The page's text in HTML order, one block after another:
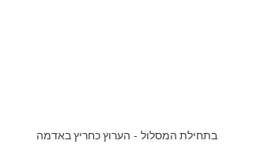
בתחילת המסלול - הערוץ כחריץ באדמה